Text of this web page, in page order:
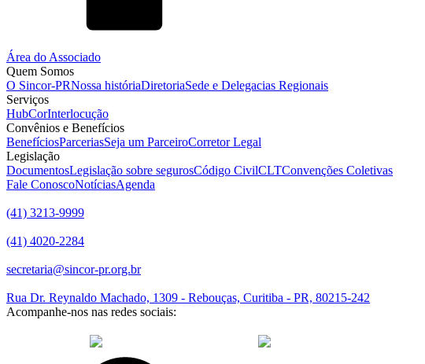
Área do Associado
Quem Somos
O Sincor-PRNossa históriaDiretoriaSede e Delegacias Regionais
Serviços
HubCorInterlocução
Convênios e Benefícios
BenefíciosParceriasSeja um ParceiroCorretor Legal
Legislação
DocumentosLegislação sobre segurosCódigo CivilCLTConvenções Coletivas
Fale ConoscoNotíciasAgenda
(41) 3213-9999
(41) 4020-2284
secretaria@sincor-pr.org.br
Rua Dr. Reynaldo Machado, 1309 - Rebouças, Curitiba - PR, 80215-242
Acompanhe-nos nas redes sociais: